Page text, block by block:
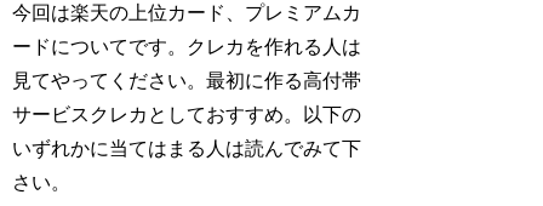
今回は楽天の上位カード、プレミアムカ
ードについてです。クレカを作れる人は
見てやってください。最初に作る高付帯
サービスクレカとしておすすめ。以下の
いずれかに当てはまる人は読んでみて下
さい。